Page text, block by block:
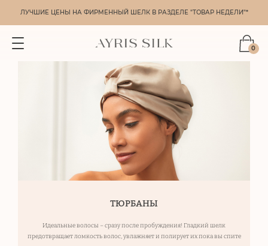
ЛУЧШИЕ ЦЕНЫ НА ФИРМЕННЫЙ ШЕЛК В РАЗДЕЛЕ "ТОВАР НЕДЕЛИ"*
0
ТЮРБАНЫ
Идеальные волосы – сразу после пробуждения! Гладкий шелк
предотвращает ломкость волос,увлажняет и полирует их пока вы спите